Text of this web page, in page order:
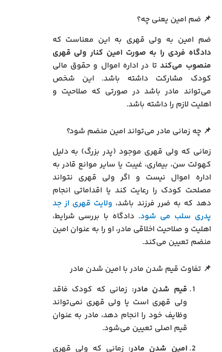
📌 ضم امین یعنی چه؟
ضم امین به ولی قهری به این معناست که
دادگاه فردی را به صورت امین کنار ولی قهری
منصوب می‌کندتا در اداره اموال و حقوق مالی
کودک مشارکت داشته باشد. این شخص
می‌تواند مادر باشد در صورتی که صلاحیت و
اهلیت لازم را داشته باشد.
📌 چه زمانی مادر می‌تواند امین منضم شود؟
زمانی که ولی قهری موجود (پدر بزرگ) به دلیل
کهولت سن، بیماری، غیبت یا سایر موانع قادر به
اداره اموال نیست و اگر ولی قهری نتواند
مصلحت کودک را رعایت کند یا اقداماتی انجام
دهد که به ضرر فرزند باشد، ولایت قهری از جد
پدری سلب می شود. دادگاه با بررسی شرایط،
اهلیت و صلاحیت اخلاقی مادر، او را به عنوان امین
منضم تعیین می‌کند.
📌 تفاوت قیم شدن مادر با امین شدن مادر
قیم شدن مادر: زمانی که کودک فاقد
ولی قهری است یا ولی قهری نمی‌تواند
وظایف خود را انجام دهد، مادر به عنوان
قیم اصلی تعیین می‌شود.
امین شدن مادر: زمانی که ولی قهری